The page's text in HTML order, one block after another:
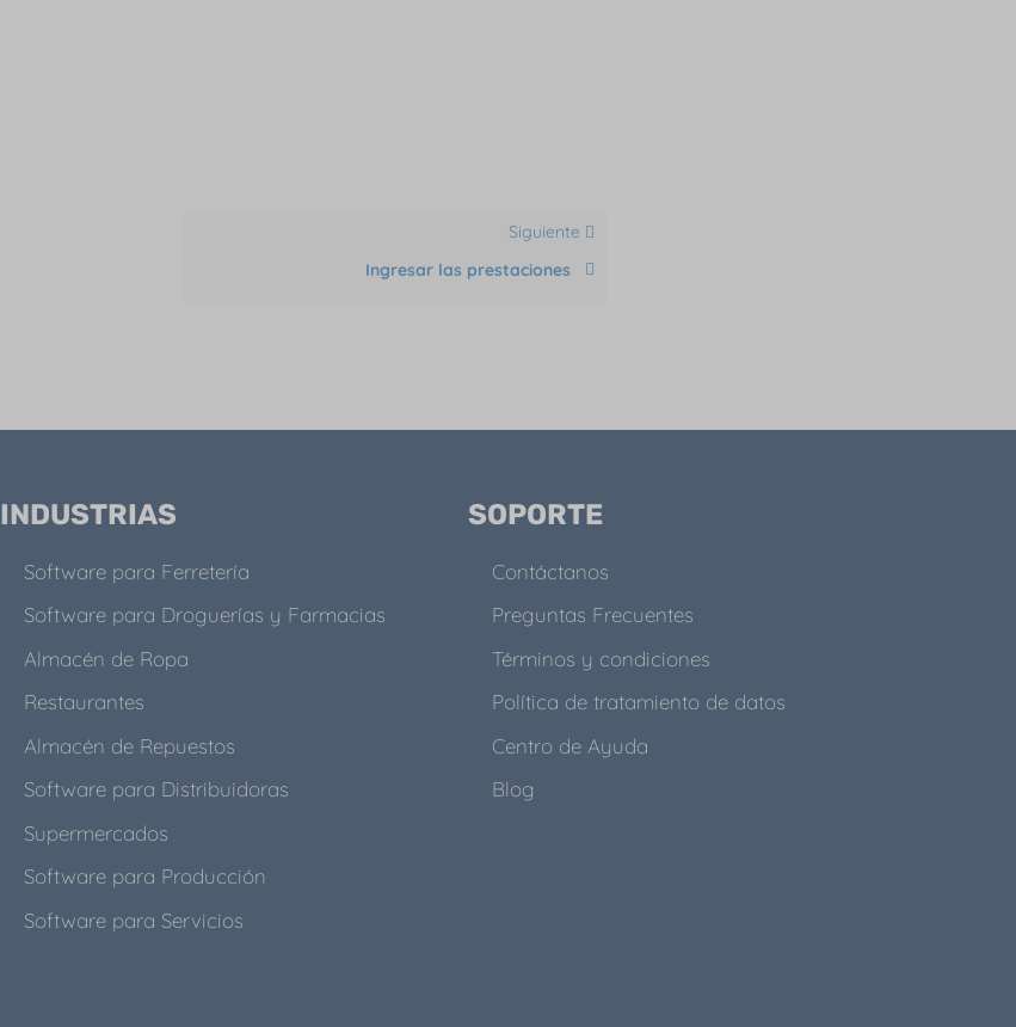
Siguiente
Ingresar las prestaciones
INDUSTRIAS
Software para Ferretería
Software para Droguerías y Farmacias
Almacén de Ropa
Restaurantes
Almacén de Repuestos
Software para Distribuidoras
Supermercados
Software para Producción
Software para Servicios
SOPORTE
Contáctanos
Preguntas Frecuentes
Términos y condiciones
Política de tratamiento de datos
Centro de Ayuda
Blog